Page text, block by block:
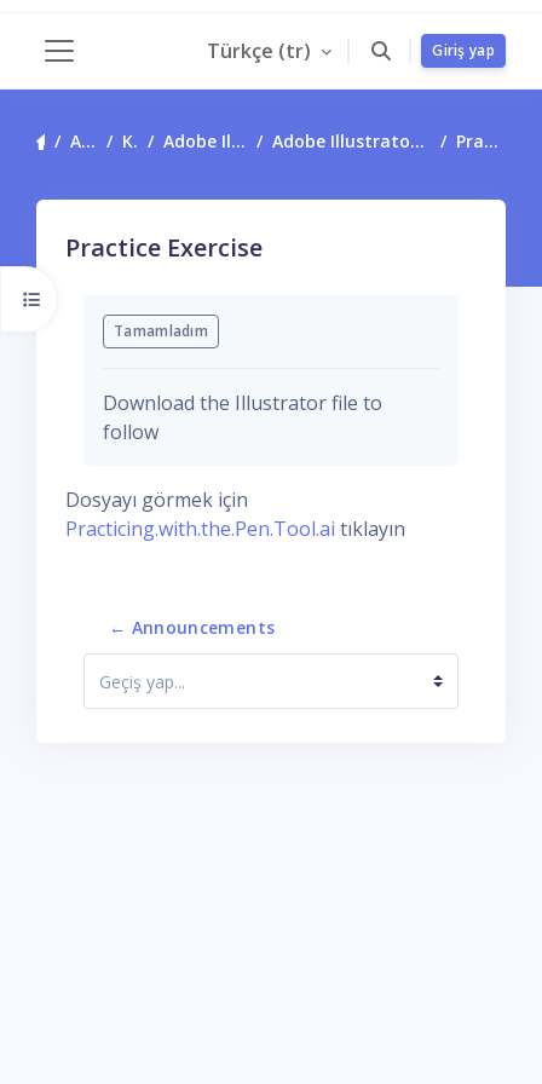
Türkçe ‎(tr)‎ Giriş yap
Kurs dizinini aç
Ana sayfa Kurslar Adobe Illustrator Training Adobe Illustrator - Practicing with the Pen Tool Practice Exercise
Practice Exercise
Tamamlama Gereklilikleri
Tamamladım
Download the Illustrator file to
follow
Dosyayı görmek için
Practicing.with.the.Pen.Tool.ai tıklayın
← Announcements
Geçiş yap...